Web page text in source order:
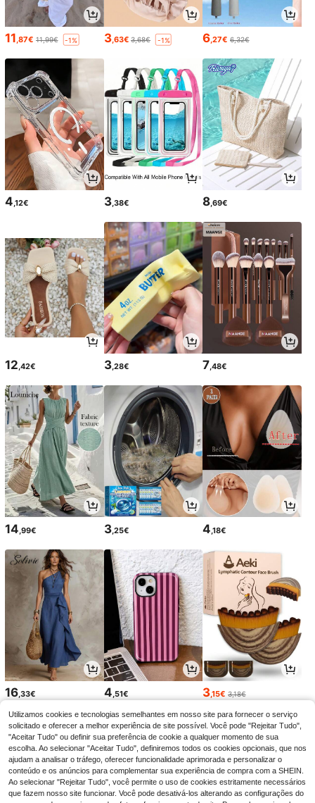
11 ,87€ 11,99€ -1% 3,63€ 3,68€ -1% 6 ,27€ 6,32€
4,12€ 3,38€ 8,69€
12,42€ 3,28€ 7,48€
14 ,99€ 3,25€ 4 ,18€
16 ,33€ 4 ,51€ 3,15€ 3,18€
Utilizamos cookies e tecnologias semelhantes em nosso site para fornecer o serviço
solicitado e oferecer a melhor experiência de site possível. Você pode "Rejeitar Tudo",
"Aceitar Tudo" ou definir sua preferência de cookie a qualquer momento de sua
escolha. Ao selecionar "Aceitar Tudo", definiremos todos os cookies opcionais, que nos
ajudam a analisar o tráfego, oferecer funcionalidade aprimorada e personalizar o
conteúdo e os anúncios para complementar sua experiência de compra com a SHEIN.
Ao selecionar "Rejeitar Tudo", você permite o uso de cookies estritamente necessários
que fazem nosso site funcionar. Você pode desativá-los alterando as configurações do